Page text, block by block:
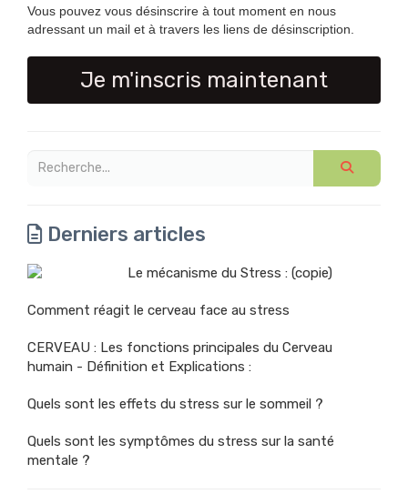
Vous pouvez vous désinscrire à tout moment en nous
adressant un mail et à travers les liens de désinscription.
Je m'inscris maintenant
Derniers articles
Le mécanisme du Stress : (copie)
Comment réagit le cerveau face au stress
CERVEAU : Les fonctions principales du Cerveau
humain - Définition et Explications :
Quels sont les effets du stress sur le sommeil ?
Quels sont les symptômes du stress sur la santé
mentale ?